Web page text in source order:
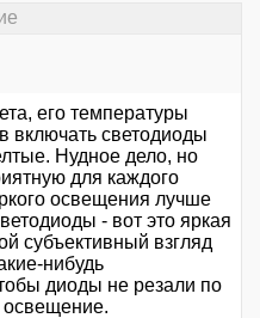
его температуры
включать светодиоды
Нудное дело, но
для каждого
освещения лучше
- вот это яркая
субъективный взгляд
нибудь
диоды не резали по
освещение.